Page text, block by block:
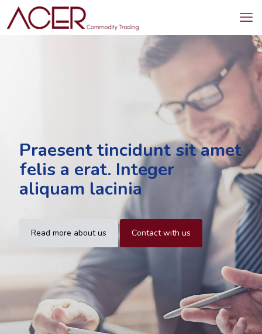
Praesent tincidunt sit amet
felis a erat. Integer
aliquam lacinia
Read more about us Contact with us